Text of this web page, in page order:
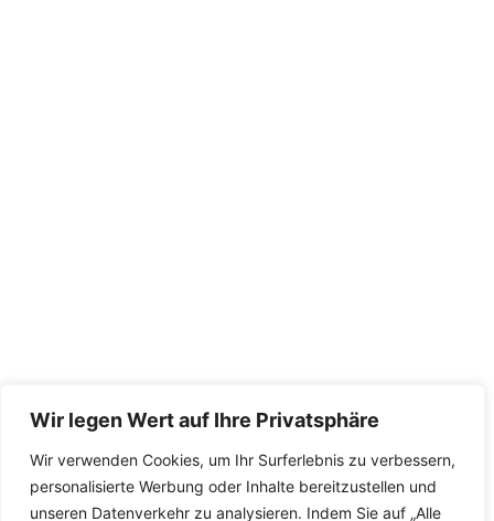
Wir legen Wert auf Ihre Privatsphäre
Wir verwenden Cookies, um Ihr Surferlebnis zu verbessern,
personalisierte Werbung oder Inhalte bereitzustellen und
unseren Datenverkehr zu analysieren. Indem Sie auf „Alle